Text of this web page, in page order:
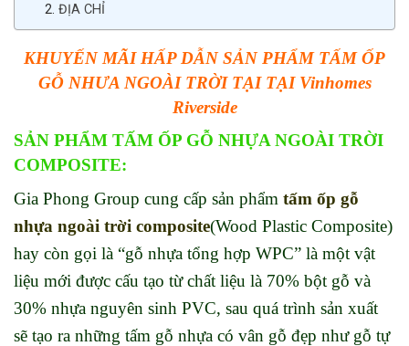
ĐỊA CHỈ
KHUYẾN MÃI HẤP DẪNSẢN PHẨM TẤM ỐP
GỖ NHƯA NGOÀI TRỜI TẠI TẠI Vinhomes
Riverside
SẢN PHẨM TẤM ỐP GỖ NHỰA NGOÀI TRỜI
COMPOSITE:
Gia Phong Group cung cấp sản phẩm tấm ốp gỗ
nhựa ngoài trời composite(Wood Plastic Composite)
hay còn gọi là “gỗ nhựa tổng hợp WPC” là một vật
liệu mới được cấu tạo từ chất liệu là 70% bột gỗ và
30% nhựa nguyên sinh PVC, sau quá trình sản xuất
sẽ tạo ra những tấm gỗ nhựa có vân gỗ đẹp như gỗ tự